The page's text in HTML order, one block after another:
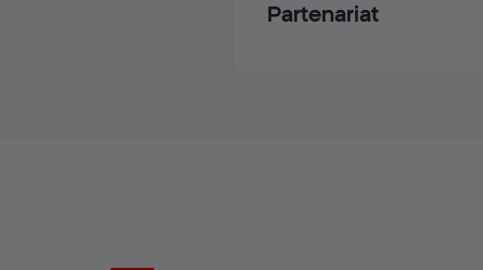
Partenariat